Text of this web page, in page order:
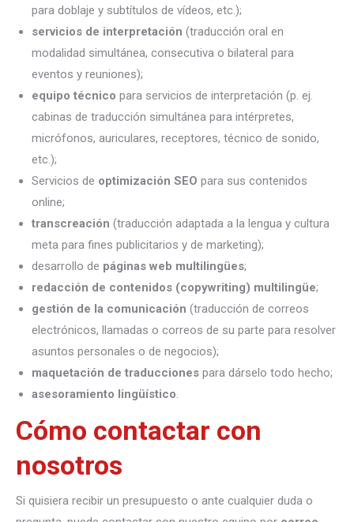
para doblaje y subtítulos de vídeos, etc.);
servicios de interpretación (traducción oral en
modalidad simultánea, consecutiva o bilateral para
eventos y reuniones);
equipo técnico para servicios de interpretación (p. ej.
cabinas de traducción simultánea para intérpretes,
micrófonos, auriculares, receptores, técnico de sonido,
etc.);
Servicios de optimización SEO para sus contenidos
online;
transcreación (traducción adaptada a la lengua y cultura
meta para fines publicitarios y de marketing);
desarrollo de páginas web multilingües;
redacción de contenidos (copywriting) multilingüe;
gestión de la comunicación (traducción de correos
electrónicos, llamadas o correos de su parte para resolver
asuntos personales o de negocios);
maquetación de traducciones para dárselo todo hecho;
asesoramiento lingüístico.
Cómo contactar con
nosotros
Si quisiera recibir un presupuesto o ante cualquier duda o